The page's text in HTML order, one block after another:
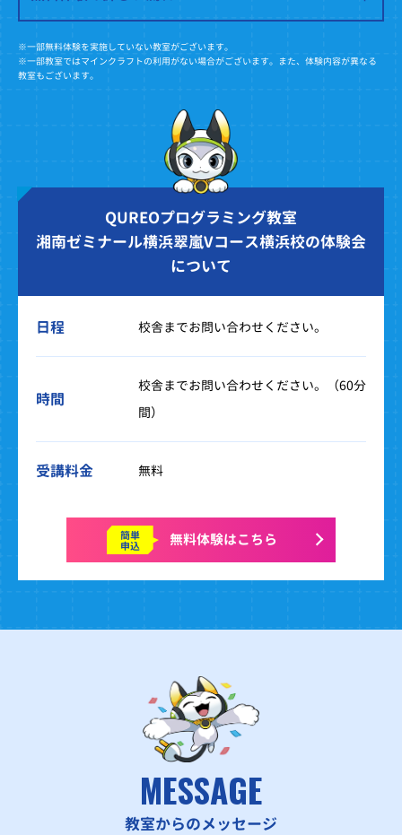
※一部無料体験を実施していない教室がございます。
※一部教室ではマインクラフトの利用がない場合がございます。また、体験内容が異なる
教室もございます。
QUREOプログラミング教室
湘南ゼミナール横浜翠嵐Vコース横浜校の体験会
について
日程 校舎までお問い合わせください。
時間
校舎までお問い合わせください。（60分
間）
受講料金 無料
簡単
申込 無料体験はこちら
MESSAGE
教室からのメッセージ